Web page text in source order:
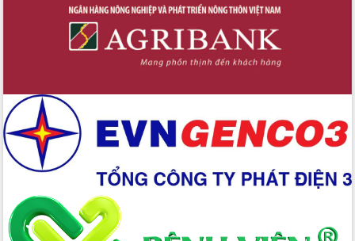
Bí thư Tỉnh ủy Lương Nguyễn Minh
Triết dự Ngày hội đại đoàn kết tại
Buôn Đăk Tuôr, xã Cư Pui
Khởi công xây dựng Trường Phổ thông
Rvê
Phó Thủ tướng Chính phủ Mai Văn
Chính chia sẻ, động viên người dân
chịu ảnh hưởng nặng từ bão số 13
Chủ tịch UBND tỉnh kiểm tra công tác
phòng, chống bão số 13 tại các địa
bàn xung yếu
Tập trung đẩy nhanh giải ngân nguồn
vốn các chương trình mục tiêu quốc